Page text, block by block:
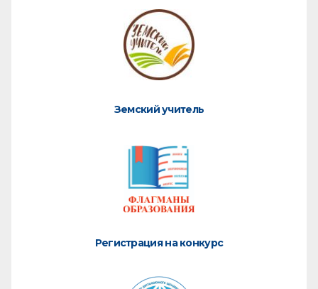
Земский учитель
Регистрация на конкурс